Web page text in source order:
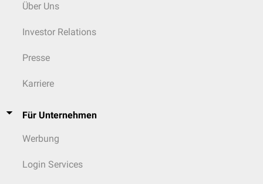
Über Uns
Investor Relations
Presse
Karriere
Für Unternehmen
Werbung
Login Services